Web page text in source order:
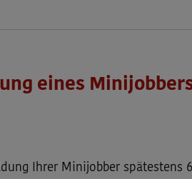
eines
Ihrer Minijobber spätestens